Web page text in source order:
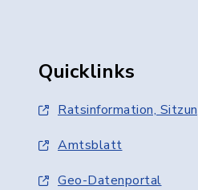
Quicklinks
Ratsinformation,
Amtsblatt
Geo-Datenportal